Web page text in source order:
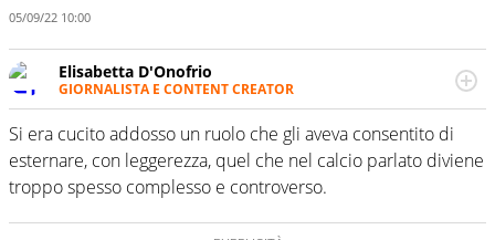
05/09/22 10:00
Elisabetta D'Onofrio
GIORNALISTA E CONTENT CREATOR
Giornalista professionista dal 2007, scrive per curiosità
personale e necessità: soprattutto di calcio, di sport e dei
suoi protagonisti, concedendosi innocenti evasioni
nell'ambito della creazione di format. Un tempo ala
destra, oggi si sente a suo agio nel ruolo di libero. Cura
Si era cucito addosso un ruolo che gli aveva consentito di
esternare, con leggerezza, quel che nel calcio parlato diviene
troppo spesso complesso e controverso.